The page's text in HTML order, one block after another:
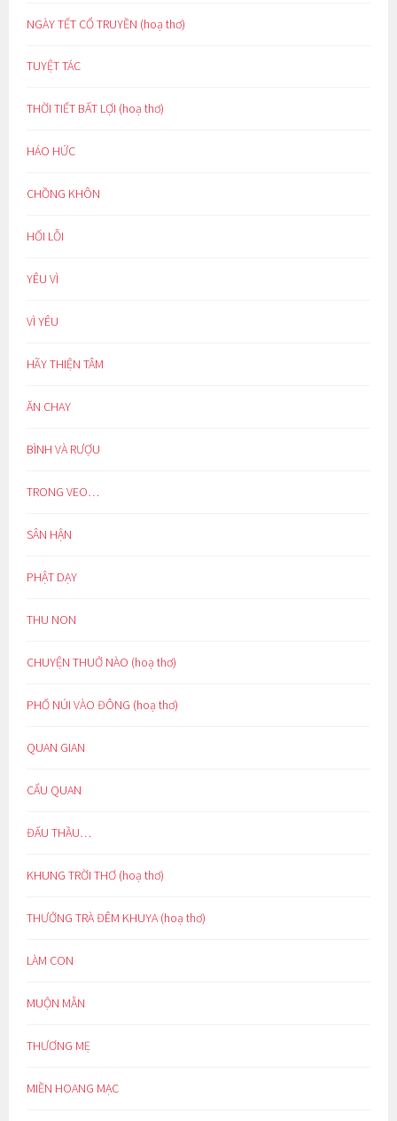
NGÀY TẾT CỔ TRUYỀN (hoạ thơ)
TUYỆT TÁC
THỜI TIẾT BẤT LỢI (hoạ thơ)
HÁO HỨC
CHỒNG KHÔN
HỐI LỖI
YÊU VÌ
VÌ YÊU
HÃY THIỆN TÂM
ĂN CHAY
BÌNH VÀ RƯỢU
TRONG VEO…
SÂN HẬN
PHẬT DẠY
THU NON
CHUYỆN THUỞ NÀO (hoạ thơ)
PHỐ NÚI VÀO ĐÔNG (hoạ thơ)
QUAN GIAN
CẨU QUAN
ĐẤU THẦU…
KHUNG TRỜI THƠ (hoạ thơ)
THƯỞNG TRÀ ĐÊM KHUYA (hoạ thơ)
LÀM CON
MUỘN MẰN
THƯƠNG MẸ
MIỀN HOANG MẠC